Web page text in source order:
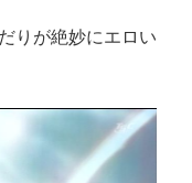
りが絶妙にエロい